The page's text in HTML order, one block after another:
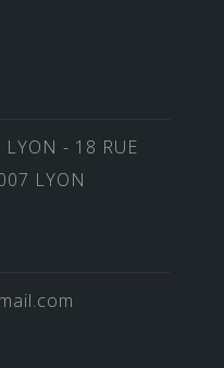
- 18 RUE
LYON